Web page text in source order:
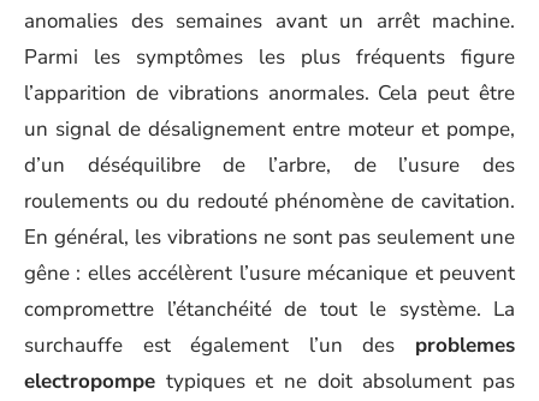
anomalies des semaines avant un arrêt machine.
Parmi les symptômes les plus fréquents figure
l’apparition de vibrations anormales. Cela peut être
un signal de désalignement entre moteur et pompe,
d’un déséquilibre de l’arbre, de l’usure des
roulements ou du redouté phénomène de cavitation.
En général, les vibrations ne sont pas seulement une
gêne : elles accélèrent l’usure mécanique et peuvent
compromettre l’étanchéité de tout le système. La
surchauffe est également l’un des problemes
electropompe typiques et ne doit absolument pas